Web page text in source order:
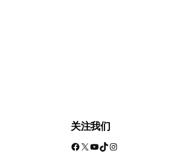
关注我们
Facebook X YouTube TikTok Instagram